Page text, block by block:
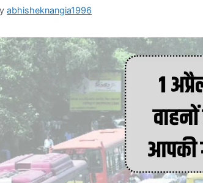
abhisheknangia1996